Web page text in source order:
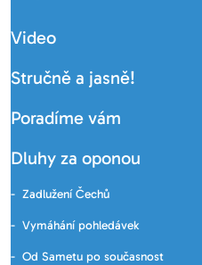
Video
Stručně a jasně!
Poradíme vám
Dluhy za oponou
Zadlužení Čechů
Vymáhání pohledávek
Od Sametu po současnost